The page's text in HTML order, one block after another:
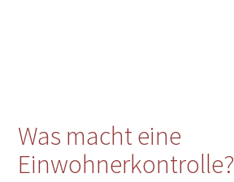
Was macht eine
Einwohnerkontrolle?